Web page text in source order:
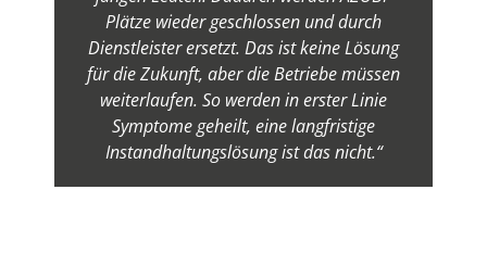
Plätze wieder geschlossen und durch
Dienstleister ersetzt. Das ist keine Lösung
für die Zukunft, aber die Betriebe müssen
weiterlaufen. So werden in erster Linie
Symptome geheilt, eine langfristige
Instandhaltungslösung ist das nicht.“